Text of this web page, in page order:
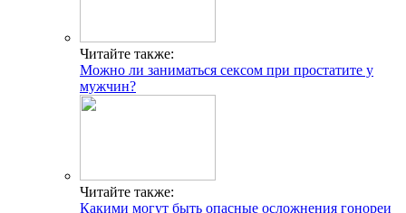
Читайте также:
Можно ли заниматься сексом при простатите у
мужчин?
Читайте также:
Какими могут быть опасные осложнения гонореи